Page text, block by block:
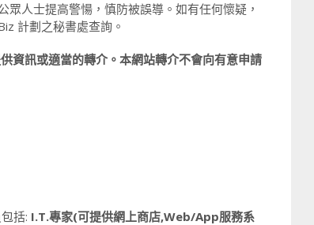
人士提高警愓，慎防被誤導。如有任何懷疑，
計劃之秘書處查詢。
資訊或適當的轉介。本網站轉介不會向有意申請
括: I.T.專家(可提供網上商店,Web/App服務系